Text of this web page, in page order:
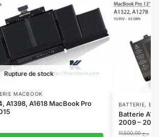
Rupture de stock
MACBOOK
A1398, A1618 MacBook Pro
BATTERIE,
Batterie
2009 –
د.ج11.500,00